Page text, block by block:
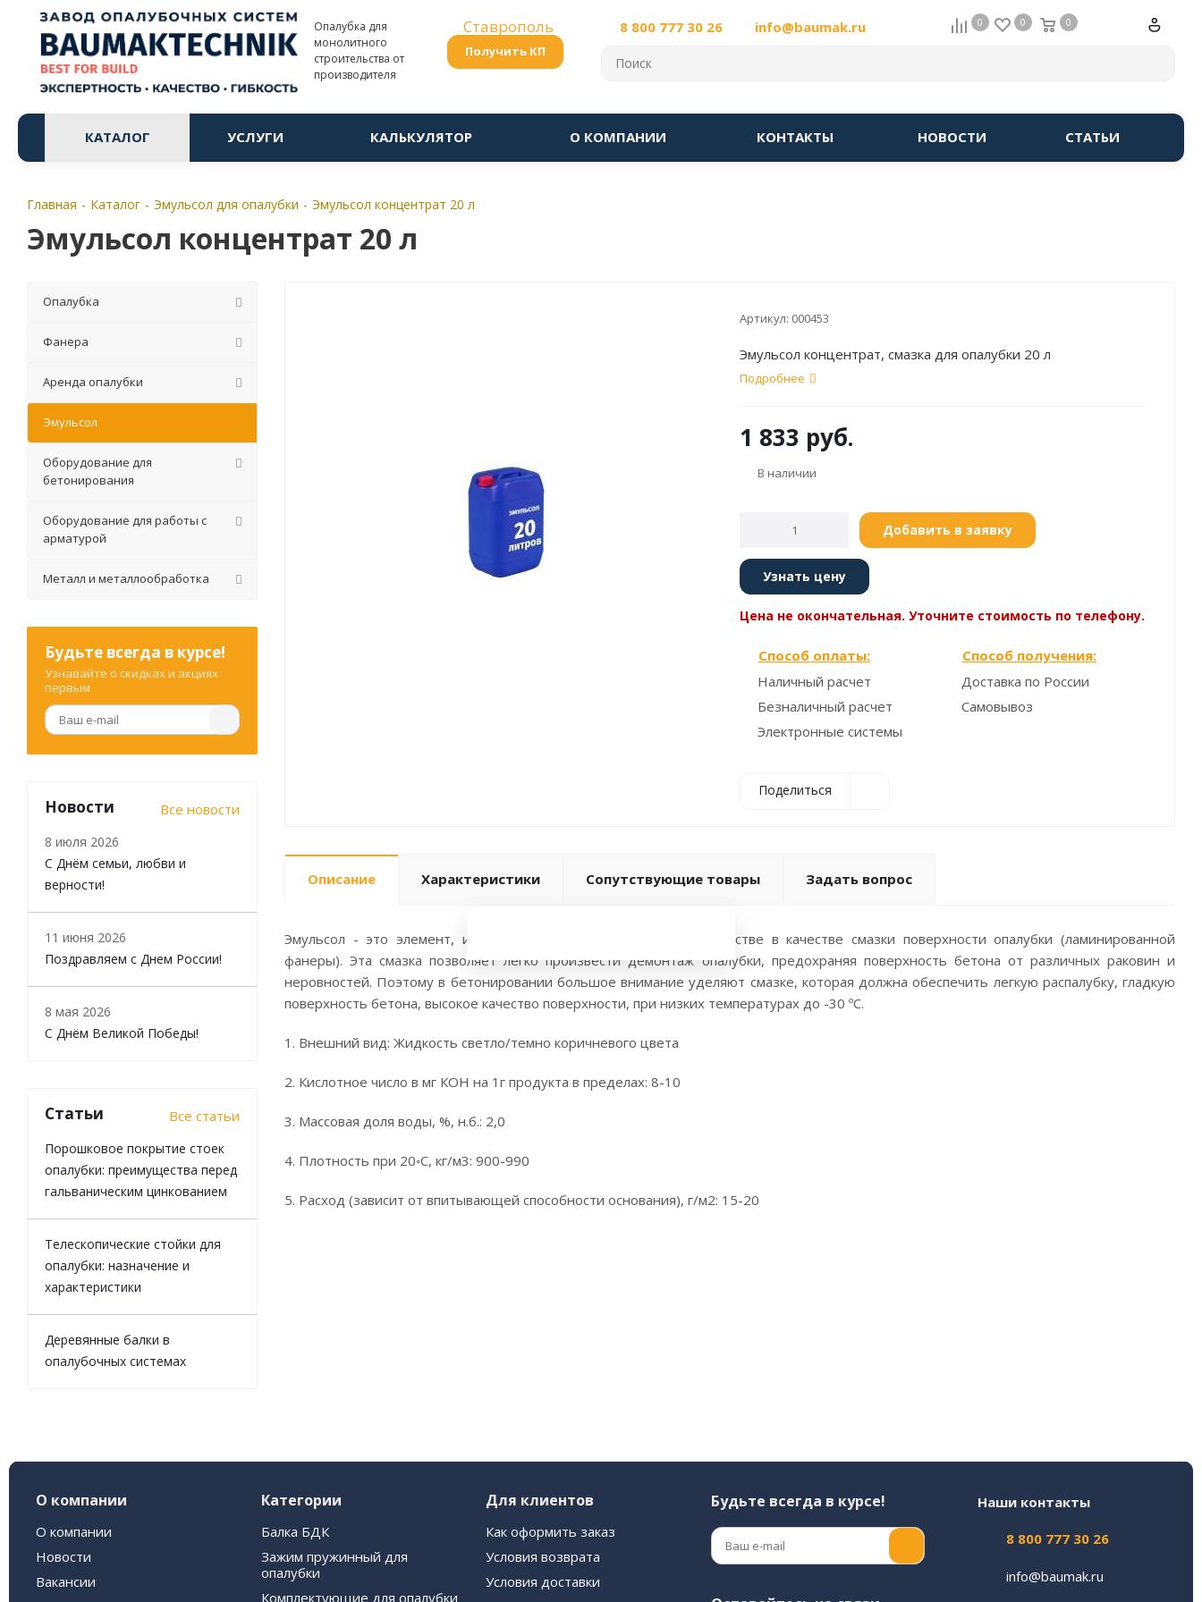
Опалубка для
монолитного
строительства от
производителя
Ставрополь
Получить КП
8 800 777 30 26 info@baumak.ru 0 0 0
КАТАЛОГ УСЛУГИ КАЛЬКУЛЯТОР О КОМПАНИИ КОНТАКТЫ НОВОСТИ СТАТЬИ
Главная - Каталог - Эмульсол для опалубки - Эмульсол концентрат 20 л
Эмульсол концентрат 20 л
Артикул: 000453
Эмульсол концентрат, смазка для опалубки 20 л
Подробнее
1 833 руб.
В наличии
Добавить в заявку
Узнать цену
Цена не окончательная. Уточните стоимость по телефону.
Способ оплаты:
Наличный расчет
Безналичный расчет
Электронные системы
Способ получения:
Доставка по России
Самовывоз
Поделиться
Описание Характеристики Сопутствующие товары Задать вопрос
Эмульсол - это элемент, используемый в монолитном строительстве в качестве смазки поверхности опалубки (ламинированной
фанеры). Эта смазка позволяет легко произвести демонтаж опалубки, предохраняя поверхность бетона от различных раковин и
неровностей. Поэтому в бетонировании большое внимание уделяют смазке, которая должна обеспечить легкую распалубку, гладкую
поверхность бетона, высокое качество поверхности, при низких температурах до -30 ºС.
1. Внешний вид: Жидкость светло/темно коричневого цвета
2. Кислотное число в мг КОН на 1г продукта в пределах: 8-10
3. Массовая доля воды, %, н.б.: 2,0
4. Плотность при 20◦С, кг/м3: 900-990
5. Расход (зависит от впитывающей способности основания), г/м2: 15-20
Опалубка
Фанера
Аренда опалубки
Эмульсол
Оборудование для
бетонирования
Оборудование для работы с
арматурой
Металл и металлообработка
Будьте всегда в курсе!
Узнавайте о скидках и акциях
первым
Новости Все новости
8 июля 2026
С Днём семьи, любви и
верности!
11 июня 2026
Поздравляем с Днем России!
8 мая 2026
С Днём Великой Победы!
Статьи Все статьи
Порошковое покрытие стоек
опалубки: преимущества перед
гальваническим цинкованием
Телескопические стойки для
опалубки: назначение и
характеристики
Деревянные балки в
опалубочных системах
О компании
О компании
Новости
Вакансии
Категории
Балка БДК
Зажим пружинный для
опалубки
Комплектующие для опалубки
Для клиентов
Как оформить заказ
Условия возврата
Условия доставки
Будьте всегда в курсе! Наши контакты
8 800 777 30 26
info@baumak.ru